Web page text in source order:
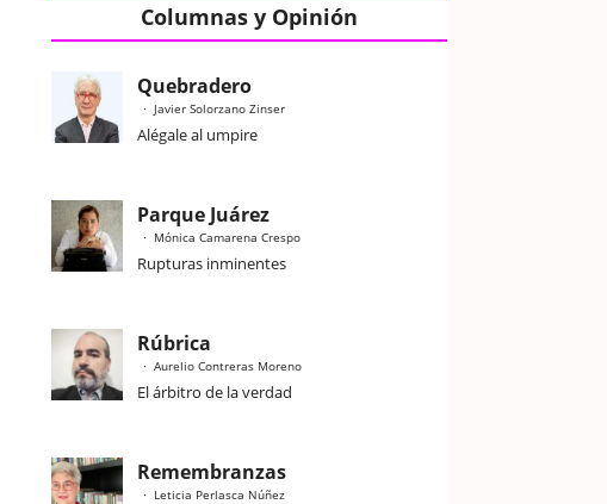
Columnas y Opinión
Quebradero
Javier Solorzano Zinser
Alégale al umpire
Parque Juárez
Mónica Camarena Crespo
Rupturas inminentes
Rúbrica
Aurelio Contreras Moreno
El árbitro de la verdad
Remembranzas
Leticia Perlasca Núñez